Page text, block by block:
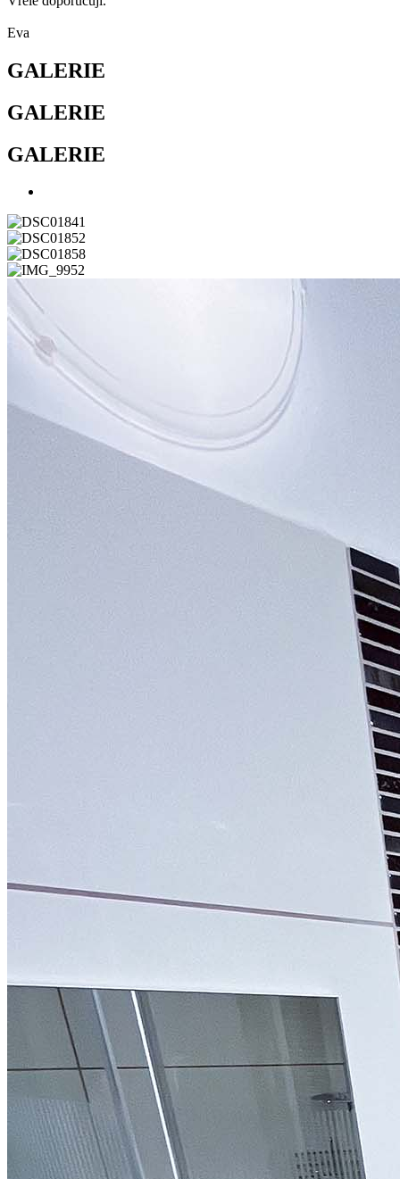
Eva
GALERIE
GALERIE
GALERIE